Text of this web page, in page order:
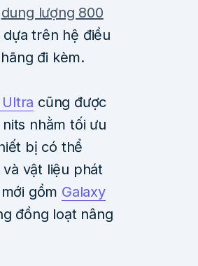
dung lượng 800
trên hệ điều
đi kèm.
cũng được
nhằm tối ưu
bị có thể
vật liệu phát
gồm Galaxy
đồng loạt nâng